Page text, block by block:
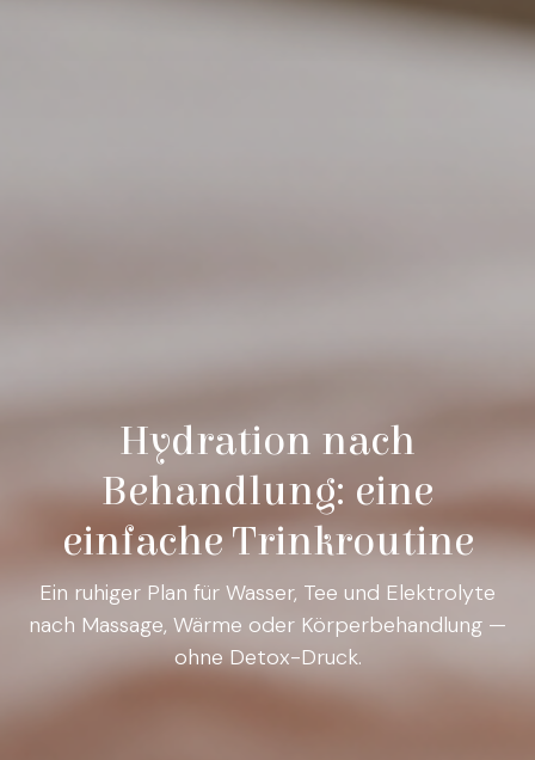
Hydration nach
Behandlung: eine
einfache Trinkroutine
Ein ruhiger Plan für Wasser, Tee und Elektrolyte
nach Massage, Wärme oder Körperbehandlung —
ohne Detox-Druck.